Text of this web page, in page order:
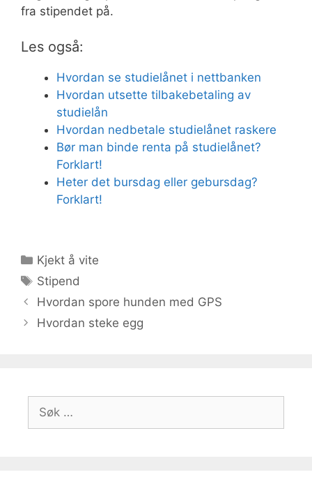
fra stipendet på.
Les også:
Hvordan se studielånet i nettbanken
Hvordan utsette tilbakebetaling av
studielån
Hvordan nedbetale studielånet raskere
Bør man binde renta på studielånet?
Forklart!
Heter det bursdag eller gebursdag?
Forklart!
Kategorier
Kjekt å vite
Stikkord
Stipend
Hvordan spore hunden med GPS
Hvordan steke egg
Søk
etter: